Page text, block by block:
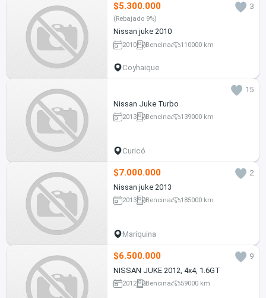
$5.300.000 3
(Rebajado 9%)
Nissan juke 2010
2010 Bencina 110000 km
Coyhaique
15
Nissan Juke Turbo
2013 Bencina 139000 km
Curicó
$7.000.000
2
Nissan juke 2013
2013 Bencina 185000 km
Mariquina
$6.500.000
9
NISSAN JUKE 2012, 4x4, 1.6GT
2012 Bencina 59000 km